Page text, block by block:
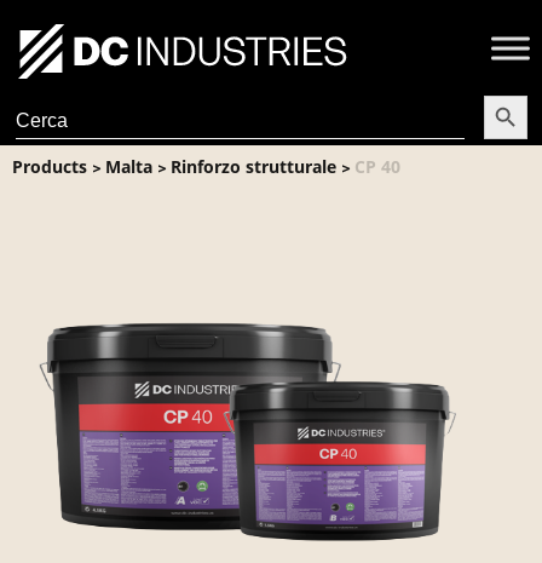
Search
for:
Search
Products > Malta > Rinforzo strutturale > CP 40